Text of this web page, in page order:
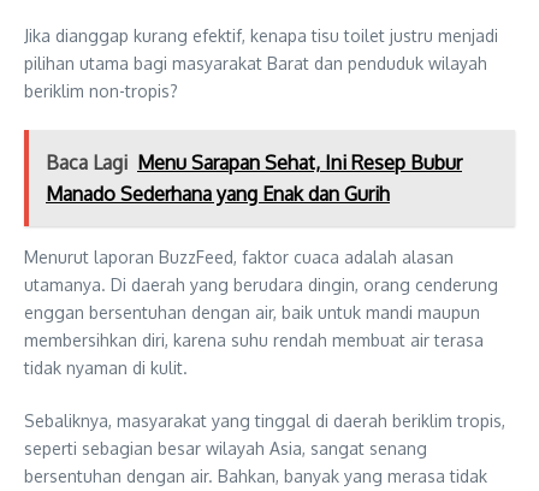
Jika dianggap kurang efektif, kenapa tisu toilet justru menjadi
pilihan utama bagi masyarakat Barat dan penduduk wilayah
beriklim non-tropis?
Baca Lagi Menu Sarapan Sehat, Ini Resep Bubur
Manado Sederhana yang Enak dan Gurih
Menurut laporan BuzzFeed, faktor cuaca adalah alasan
utamanya. Di daerah yang berudara dingin, orang cenderung
enggan bersentuhan dengan air, baik untuk mandi maupun
membersihkan diri, karena suhu rendah membuat air terasa
tidak nyaman di kulit.
Sebaliknya, masyarakat yang tinggal di daerah beriklim tropis,
seperti sebagian besar wilayah Asia, sangat senang
bersentuhan dengan air. Bahkan, banyak yang merasa tidak